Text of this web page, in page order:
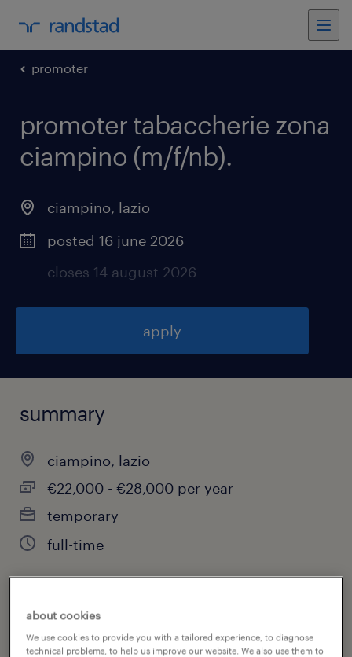
promoter
promoter tabaccherie zona
ciampino (m/f/nb).
ciampino, lazio
posted 16 june 2026
closes 14 august 2026
apply
summary
ciampino, lazio
€22,000 - €28,000 per year
temporary
full-time
job category
sales
about cookies
We use cookies to provide you with a tailored experience, to diagnose
technical problems, to help us improve our website. We also use them to